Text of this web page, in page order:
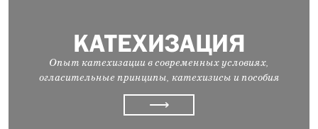
КАТЕХИЗАЦИЯ
Опыт катехизации в современных условиях,
огласительные принципы, катехизисы и пособия
⟶